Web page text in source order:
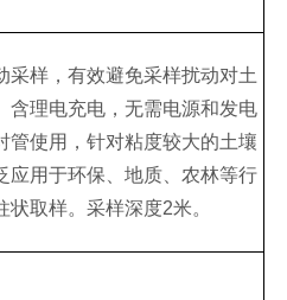
采样，有效避免采样扰动对土
含理电充电，无需电源和发电
管使用，针对粘度较大的土壤
应用于环保、地质、农林等行
状取样。采样深度2米。